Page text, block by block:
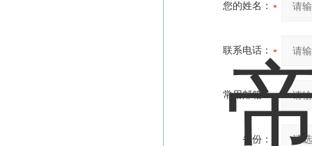
您的姓名：
联系电话：
常用邮箱：
省份：